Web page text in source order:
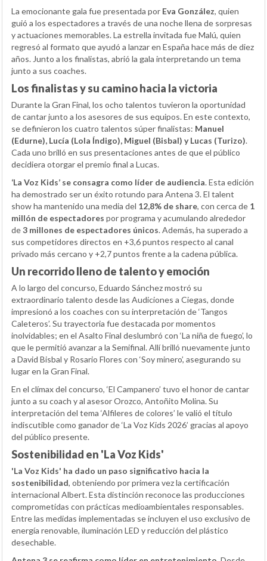
La emocionante gala fue presentada por Eva González, quien
guió a los espectadores a través de una noche llena de sorpresas
y actuaciones memorables. La estrella invitada fue Malú, quien
regresó al formato que ayudó a lanzar en España hace más de diez
años. Junto a los finalistas, abrió la gala interpretando un tema
junto a sus coaches.
Los finalistas y su camino hacia la victoria
Durante la Gran Final, los ocho talentos tuvieron la oportunidad
de cantar junto a los asesores de sus equipos. En este contexto,
se definieron los cuatro talentos súper finalistas: Manuel
(Edurne), Lucía (Lola Índigo), Miguel (Bisbal) y Lucas (Turizo).
Cada uno brilló en sus presentaciones antes de que el público
decidiera otorgar el premio final a Lucas.
‘La Voz Kids’ se consagra como líder de audiencia. Esta edición
ha demostrado ser un éxito rotundo para Antena 3. El talent
show ha mantenido una media del 12,8% de share, con cerca de 1
millón de espectadores por programa y acumulando alrededor
de3 millones de espectadores únicos. Además, ha superado a
sus competidores directos en +3,6 puntos respecto al canal
privado más cercano y +2,7 puntos frente a la cadena pública.
Un recorrido lleno de talento y emoción
A lo largo del concurso, Eduardo Sánchez mostró su
extraordinario talento desde las Audiciones a Ciegas, donde
impresionó a los coaches con su interpretación de ‘Tangos
Caleteros’. Su trayectoria fue destacada por momentos
inolvidables; en el Asalto Final deslumbró con ‘La niña de fuego’, lo
que le permitió avanzar a la Semifinal. Allí brilló nuevamente junto
a David Bisbal y Rosario Flores con ‘Soy minero’, asegurando su
lugar en la Gran Final.
En el clímax del concurso, ‘El Campanero’ tuvo el honor de cantar
junto a su coach y al asesor Orozco, Antoñito Molina. Su
interpretación del tema ‘Alfileres de colores’ le valió el título
indiscutible como ganador de ‘La Voz Kids 2026’ gracias al apoyo
del público presente.
Sostenibilidad en 'La Voz Kids'
'La Voz Kids' ha dado un paso significativo hacia la
sostenibilidad, obteniendo por primera vez la certificación
internacional Albert. Esta distinción reconoce las producciones
comprometidas con prácticas medioambientales responsables.
Entre las medidas implementadas se incluyen el uso exclusivo de
energía renovable, iluminación LED y reducción del plástico
desechable.